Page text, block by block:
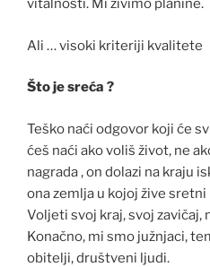
vitalnosti. Mi živimo planine.
Ali … visoki kriteriji kvalitete
Što je sreća ?
Teško naći odgovor koji će
ćeš naći ako voliš život, ne
nagrada , on dolazi na kraju
ona zemlja u kojoj žive
Voljeti svoj kraj, svoj zavičaj,
Konačno, mi smo južnjaci,
obitelji, društveni ljudi.